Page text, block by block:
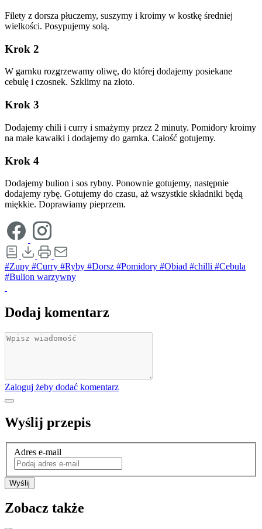
Filety z dorsza płuczemy, suszymy i kroimy w kostkę średniej
wielkości. Posypujemy solą.
Krok 2
W garnku rozgrzewamy oliwę, do której dodajemy posiekane
cebulę i czosnek. Szklimy na złoto.
Krok 3
Dodajemy chili i curry i smażymy przez 2 minuty. Pomidory kroimy
na małe kawałki i dodajemy do garnka. Całość gotujemy.
Krok 4
Dodajemy bulion i sos rybny. Ponownie gotujemy, następnie
dodajemy rybę. Gotujemy do czasu, aż wszystkie składniki będą
miękkie. Doprawiamy pieprzem.
#Zupy #Curry #Ryby #Dorsz #Pomidory #Obiad #chilli #Cebula
#Bulion warzywny
Dodaj komentarz
Zaloguj żeby dodać komentarz
Wyślij przepis
Adres e-mail
Wyślij
Zobacz także